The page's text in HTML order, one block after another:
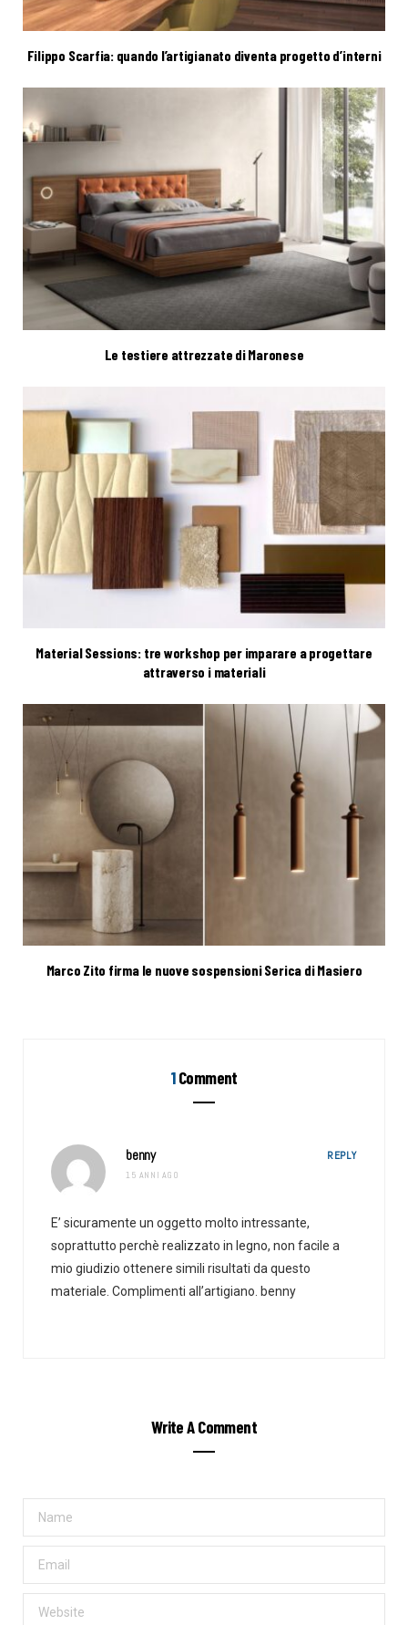
Filippo Scarfia: quando l’artigianato diventa progetto d’interni
Le testiere attrezzate di Maronese
Material Sessions: tre workshop per imparare a progettare
attraverso i materiali
Marco Zito firma le nuove sospensioni Serica di Masiero
1Comment
benny
15 ANNI AGO
REPLY
E’ sicuramente un oggetto molto intressante,
soprattutto perchè realizzato in legno, non facile a
mio giudizio ottenere simili risultati da questo
materiale. Complimenti all’artigiano. benny
Write A Comment